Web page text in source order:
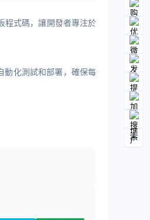
程式碼，讓開發者專注於
動化測試和部署，確保每